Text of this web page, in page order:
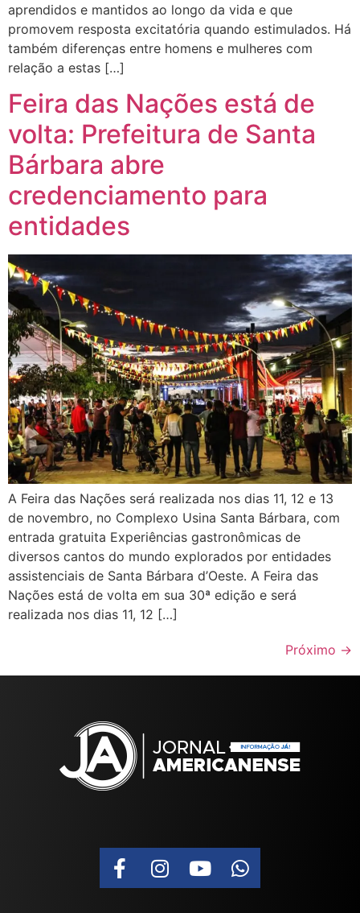
aprendidos e mantidos ao longo da vida e que
promovem resposta excitatória quando estimulados. Há
também diferenças entre homens e mulheres com
relação a estas […]
Feira das Nações está de
volta: Prefeitura de Santa
Bárbara abre
credenciamento para
entidades
A Feira das Nações será realizada nos dias 11, 12 e 13
de novembro, no Complexo Usina Santa Bárbara, com
entrada gratuita Experiências gastronômicas de
diversos cantos do mundo explorados por entidades
assistenciais de Santa Bárbara d’Oeste. A Feira das
Nações está de volta em sua 30ª edição e será
realizada nos dias 11, 12 […]
Próximo →